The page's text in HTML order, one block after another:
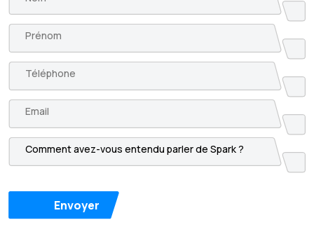
Envoyer